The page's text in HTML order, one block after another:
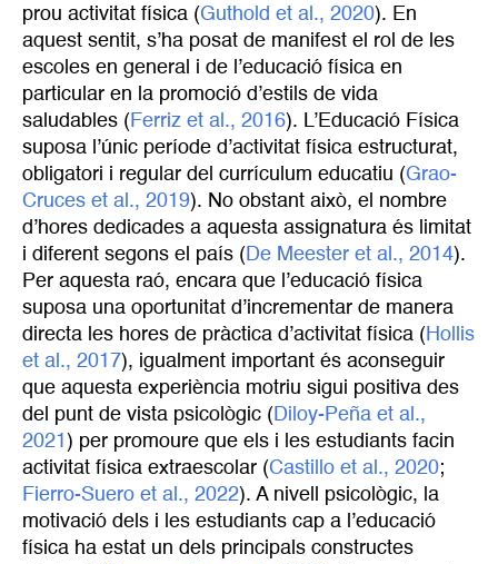
prou activitat física (Guthold et al., 2020). En
aquest sentit, s’ha posat de manifest el rol de les
escoles en general i de l’educació física en
particular en la promoció d’estils de vida
saludables ( Ferriz et al., 2016). L’Educació Física
suposa l’únic període d’activitat física estructurat,
obligatori i regular del currículum educatiu (Grao-
Cruces et al., 2019). No obstant això, el nombre
d’hores dedicades a aquesta assignatura és limitat
i diferent segons el país ( De Meester et al., 2014).
Per aquesta raó, encara que l’educació física
suposa una oportunitat d’incrementar de manera
directa les hores de pràctica d’activitat física ( Hollis
et al., 2017), igualment important és aconseguir
que aquesta experiència motriu sigui positiva des
del punt de vista psicològic ( Diloy-Peña et al.,
2021 ) per promoure que els i les estudiants facin
activitat física extraescolar (Castillo et al., 2020;
Fierro-Suero et al., 2022). A nivell psicològic, la
motivació dels i les estudiants cap a l’educació
física ha estat un dels principals constructes